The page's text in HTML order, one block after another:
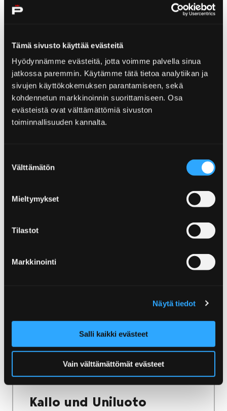
Tämä sivusto käyttää evästeitä
Hyödynnämme evästeitä, jotta voimme palvella sinua
jatkossa paremmin. Käytämme tätä tietoa analytiikan ja
sivujen käyttökokemuksen parantamiseen, sekä
kohdennetun markkinoinnin suorittamiseen. Osa
evästeistä ovat välttämättömiä sivuston
toiminnallisuuden kannalta.
valinta
Välttämätön
Mieltymykset
Tilastot
Markkinointi
Näytä tiedot
Salli kaikki evästeet
Vain välttämättömät evästeet
Home Yyteri Reposaari
Reposaari
Machen Sie eine Pilgertour zur Stätte der
guten Laune – zur Insel Reposaari, von der
tausend maritime Märchen und Geschichten
Home
Kirjurinluoto
Kinderverkehrspark
Vinkkari
Fahrrädern. Beim Spielen lernt man auch
Home Yyteri Kallo und Uniluoto
Kallo und Uniluoto